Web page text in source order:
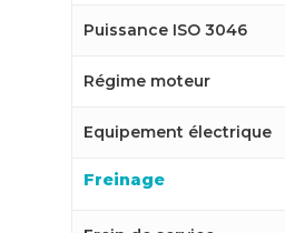
Puissance ISO 3046
Régime moteur
Equipement électrique
Freinage